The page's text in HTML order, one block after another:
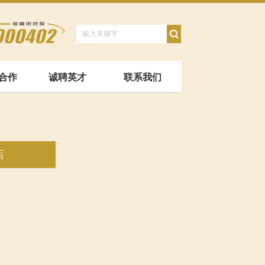
作 诚聘英才 联系我们